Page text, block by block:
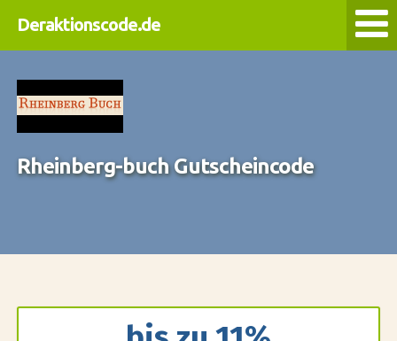
Deraktionscode.de
Rheinberg-buch Gutscheincode